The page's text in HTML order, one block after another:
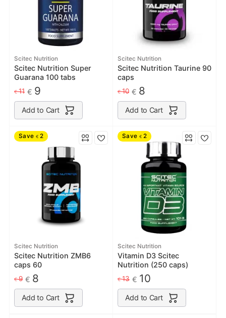
Scitec Nutrition
Scitec Nutrition Super
Guarana 100 tabs
€11 € 9
Add to Cart
Scitec Nutrition
Scitec Nutrition Taurine 90
caps
€10 € 8
Add to Cart
Save € 2
Scitec Nutrition
Scitec Nutrition ZMB6
caps 60
€9 € 8
Add to Cart
Save € 2
Scitec Nutrition
Vitamin D3 Scitec
Nutrition (250 caps)
€13 € 10
Add to Cart